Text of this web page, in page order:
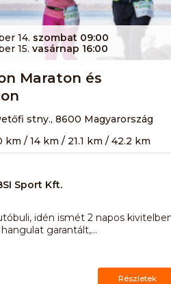
14. szombat 09:00
15. vasárnap 16:00
Maraton és
stny., 8600 Magyarország
km / 14 km / 21.1 km / 42.2 km
Sport Kft.
idén ismét 2 napos
garantált,...
Részletek